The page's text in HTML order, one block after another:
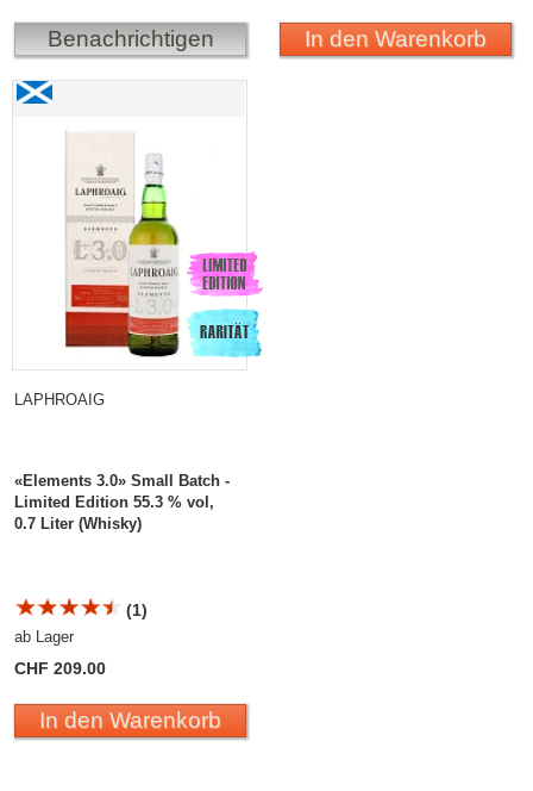
Benachrichtigen In den Warenkorb
Laphroaig «Elements 3.0» Small Batch - Limited
LAPHROAIG
«Elements 3.0» Small Batch -
Limited Edition 55.3 % vol,
0.7 Liter (Whisky)
(1)
ab Lager
CHF 209.00
In den Warenkorb